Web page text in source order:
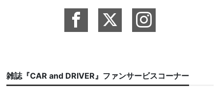
雑誌『CAR and DRIVER』ファンサービスコーナー